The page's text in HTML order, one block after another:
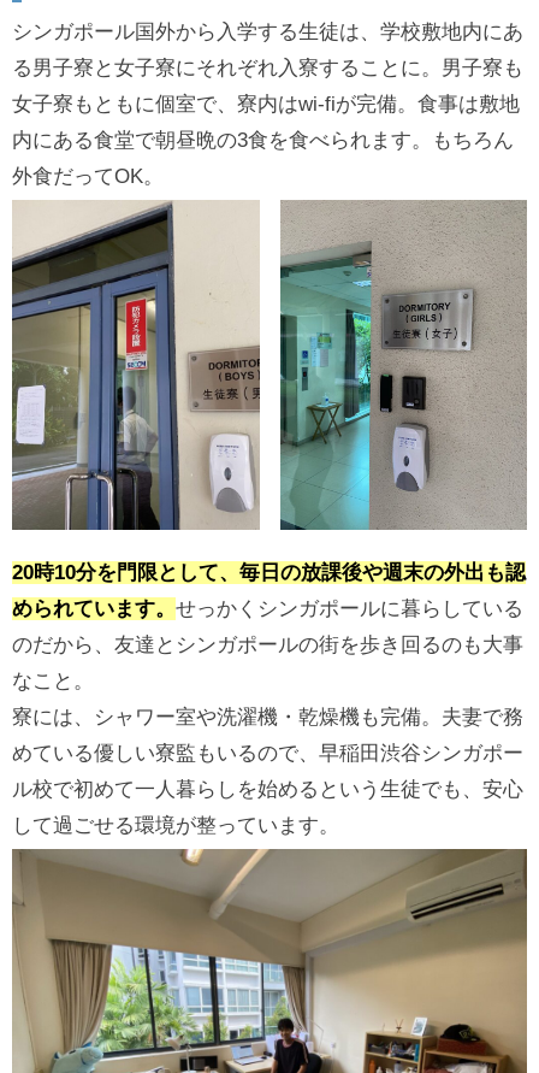
シンガポール国外から入学する生徒は、学校敷地内にあ
る男子寮と女子寮にそれぞれ入寮することに。男子寮も
女子寮もともに個室で、寮内はwi-fiが完備。食事は敷地
内にある食堂で朝昼晩の3食を食べられます。もちろん
外食だってOK。
20時10分を門限として、毎日の放課後や週末の外出も認
められています。 せっかくシンガポールに暮らしている
のだから、友達とシンガポールの街を歩き回るのも大事
なこと。
寮には、シャワー室や洗濯機・乾燥機も完備。夫妻で務
めている優しい寮監もいるので、早稲田渋谷シンガポー
ル校で初めて一人暮らしを始めるという生徒でも、安心
して過ごせる環境が整っています。